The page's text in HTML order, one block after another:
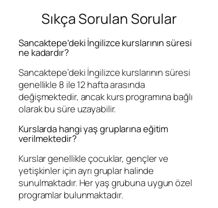
Sıkça Sorulan Sorular
Sancaktepe’deki İngilizce kurslarının süresi
ne kadardır?
Sancaktepe’deki İngilizce kurslarının süresi
genellikle 8 ile 12 hafta arasında
değişmektedir, ancak kurs programına bağlı
olarak bu süre uzayabilir.
Kurslarda hangi yaş gruplarına eğitim
verilmektedir?
Kurslar genellikle çocuklar, gençler ve
yetişkinler için ayrı gruplar halinde
sunulmaktadır. Her yaş grubuna uygun özel
programlar bulunmaktadır.